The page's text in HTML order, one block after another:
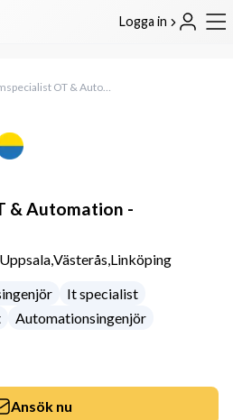
Logga in
Systemspecialist OT & Automation - Projektteknik
& Automation -
Uppsala,Västerås,Linköping
It specialist
Automationsingenjör
Ansök nu